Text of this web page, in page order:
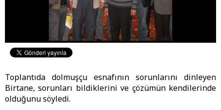
Toplantıda dolmuşçu esnafının sorunlarını dinleyen
Birtane, sorunları bildiklerini ve çözümün kendilerinde
olduğunu söyledi.